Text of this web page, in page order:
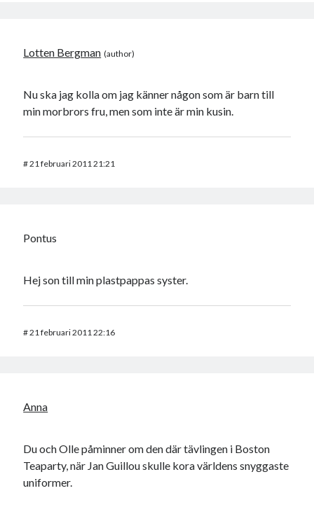
Lotten Bergman
Nu ska jag kolla om jag känner någon som är barn till
min morbrors fru, men som inte är min kusin.
#21 februari 2011 21:21
Pontus
Hej son till min plastpappas syster.
#21 februari 2011 22:16
Anna
Du och Olle påminner om den där tävlingen i Boston
Teaparty, när Jan Guillou skulle kora världens snyggaste
uniformer.